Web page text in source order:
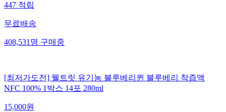
447 적립
무료배송
408,531 명 구매중
[최저가도전] 웰트릿 유기농 블루베리퀸 블루베리 착즙액
NFC 100% 1박스 14포 280ml
15,000원